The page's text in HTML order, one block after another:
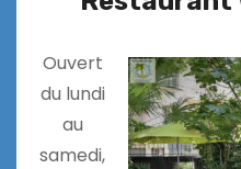
Ouvert
du lundi
au
samedi,